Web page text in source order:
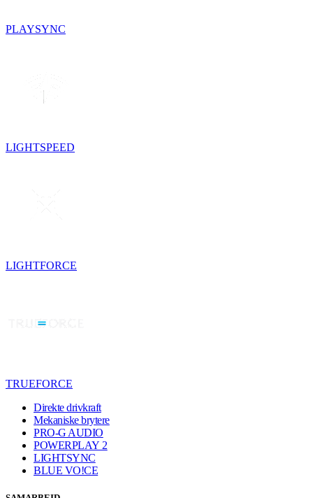
PLAYSYNC
LIGHTSPEED
LIGHTFORCE
TRUEFORCE
Direkte drivkraft
Mekaniske brytere
PRO-G AUDIO
POWERPLAY 2
LIGHTSYNC
BLUE VO!CE